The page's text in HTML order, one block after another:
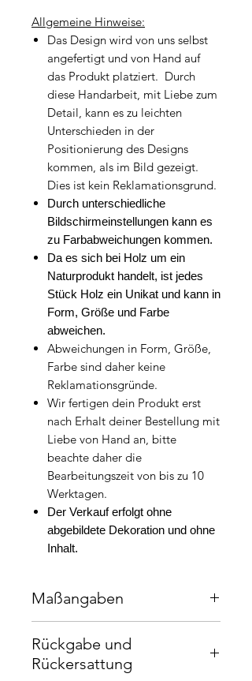
Allgemeine Hinweise:
Das Design wird von uns selbst
angefertigt und von Hand auf
das Produkt platziert. Durch
diese Handarbeit, mit Liebe zum
Detail, kann es zu leichten
Unterschieden in der
Positionierung des Designs
kommen, als im Bild gezeigt.
Dies ist kein Reklamationsgrund.
Durch unterschiedliche
Bildschirmeinstellungen kann es
zu Farbabweichungen kommen.
Da es sich bei Holz um ein
Naturprodukt handelt, ist jedes
Stück Holz ein Unikat und kann in
Form, Größe und Farbe
abweichen.
Abweichungen in Form, Größe,
Farbe sind daher keine
Reklamationsgründe.
Wir fertigen dein Produkt erst
nach Erhalt deiner Bestellung mit
Liebe von Hand an, bitte
beachte daher die
Bearbeitungszeit von bis zu 10
Werktagen.
Der Verkauf erfolgt ohne
abgebildete Dekoration und ohne
Inhalt.
Maßangaben
Rückgabe und
Rückersattung